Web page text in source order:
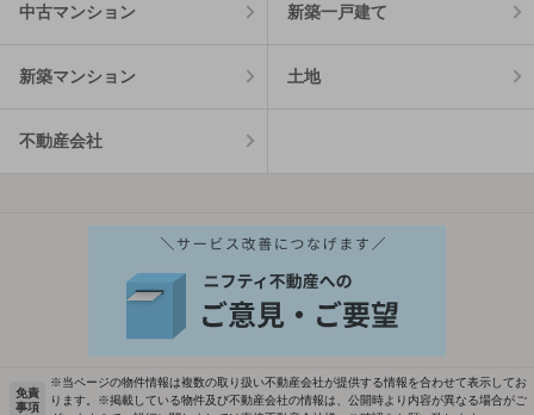
中古マンション 新築一戸建て
新築マンション 土地
不動産会社
免責
事項
※当ページの物件情報は複数の取り扱い不動産会社が提供する情報を合わせて表示してお
ります。※掲載している物件及び不動産会社の情報は、公開時より内容が異なる場合がご